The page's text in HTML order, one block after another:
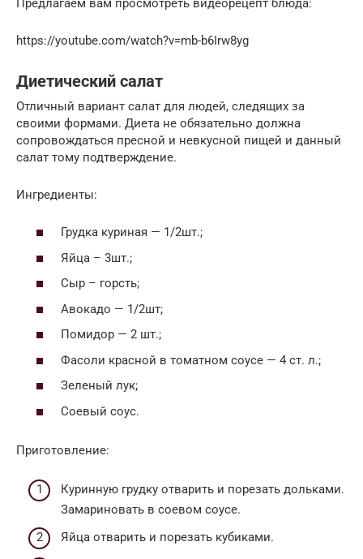
Предлагаем вам просмотреть видеорецепт блюда:
https://youtube.com/watch?v=mb-b6Irw8yg
Диетический салат
Отличный вариант салат для людей, следящих за
своими формами. Диета не обязательно должна
сопровождаться пресной и невкусной пищей и данный
салат тому подтверждение.
Ингредиенты:
Грудка куриная — 1/2шт.;
Яйца – 3шт.;
Сыр – горсть;
Авокадо — 1/2шт;
Помидор — 2 шт.;
Фасоли красной в томатном соусе — 4 ст. л.;
Зеленый лук;
Соевый соус.
Приготовление:
Куринную грудку отварить и порезать дольками.
Замариновать в соевом соусе.
Яйца отварить и порезать кубиками.